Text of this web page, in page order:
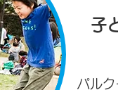
パル
子